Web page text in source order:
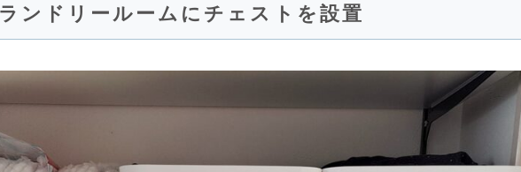
ドリールームにチェストを設置